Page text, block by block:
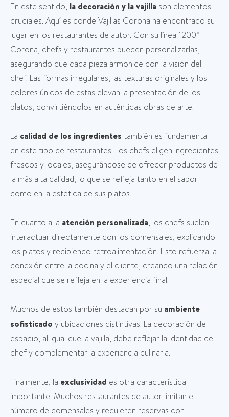
En este sentido, la decoración y la vajilla son elementos
cruciales. Aquí es donde Vajillas Corona ha encontrado su
lugar en los restaurantes de autor. Con su línea 1200°
Corona, chefs y restaurantes pueden personalizarlas,
asegurando que cada pieza armonice con la visión del
chef. Las formas irregulares, las texturas originales y los
colores únicos de estas elevan la presentación de los
platos, convirtiéndolos en auténticas obras de arte.
La calidad de los ingredientes también es fundamental
en este tipo de restaurantes. Los chefs eligen ingredientes
frescos y locales, asegurándose de ofrecer productos de
la más alta calidad, lo que se refleja tanto en el sabor
como en la estética de sus platos.
En cuanto a la atención personalizada, los chefs suelen
interactuar directamente con los comensales, explicando
los platos y recibiendo retroalimentación. Esto refuerza la
conexión entre la cocina y el cliente, creando una relación
especial que se refleja en la experiencia final.
Muchos de estos también destacan por su ambiente
sofisticado y ubicaciones distintivas. La decoración del
espacio, al igual que la vajilla, debe reflejar la identidad del
chef y complementar la experiencia culinaria.
Finalmente, la exclusividad es otra característica
importante. Muchos restaurantes de autor limitan el
número de comensales y requieren reservas con